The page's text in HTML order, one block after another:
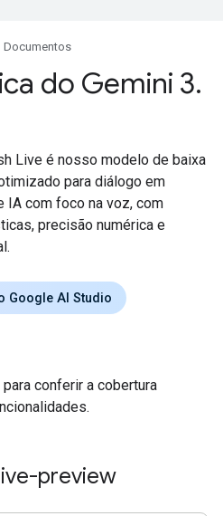
Documentos
do Gemini 3.
Live é nosso modelo de baixa
para diálogo em
IA com foco na voz, com
precisão numérica e
Google AI Studio
para conferir a cobertura
preview